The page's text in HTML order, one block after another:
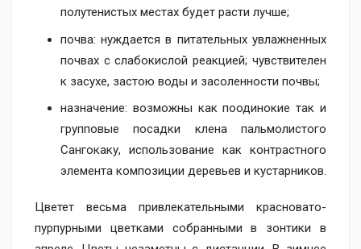
полутенистых местах будет расти лучше;
почва: нуждается в питательных увлажненных
почвах с слабокислой реакцией; чувствителен
к засухе, застою воды и засоленности почвы;
назначение: возможны как поодинокие так и
групповые посадки клена пальмолистого
Сангокаку, использование как контрастного
элемента композиции деревьев и кустарников.
Цветет весьма привлекательными красновато-
пурпурными цветками собранными в зонтики в